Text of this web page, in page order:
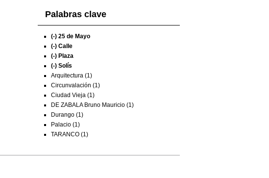
Palabras clave
(-) 25 de Mayo
(-) Calle
(-) Plaza
(-) Solís
Arquitectura (1)
Circunvalación (1)
Ciudad Vieja (1)
DE ZABALA Bruno Mauricio (1)
Durango (1)
Palacio (1)
TARANCO (1)